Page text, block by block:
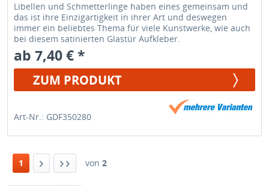
Libellen und Schmetterlinge haben eines gemeinsam und
das ist ihre Einzigartigkeit in ihrer Art und deswegen
immer ein beliebtes Thema für viele Kunstwerke, wie auch
bei diesem satinierten Glastür Aufkleber.
ab 7,40 € *
ZUM PRODUKT
Art-Nr.: GDF350280
1 von 2